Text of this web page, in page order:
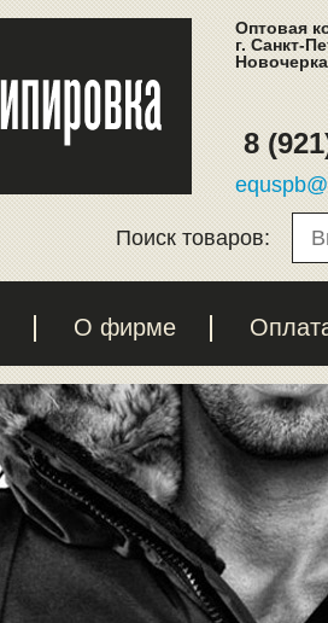
Оптовая
г. Санкт-
8
Поиск товаров:
О фирме